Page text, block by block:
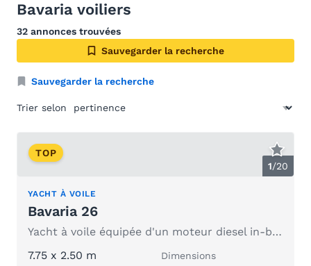
Bavaria voiliers
32 annonces trouvées
Sauvegarder la recherche
Sauvegarder la recherche
Trier selon
1/20
TOP
YACHT À VOILE
Bavaria 26
Yacht à voile équipée d'un moteur diesel in-bord
7.75 x 2.50 m
Dimensions